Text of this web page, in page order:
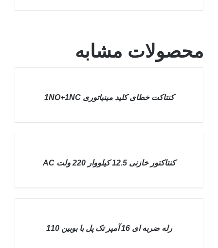
محصولات مشابه
کنتاکت خطای کلید مينياتوری 1NO+1NC
کنتاکتور خازنی 12.5 کیلووار 220 ولت AC
رله ضربه ای 16 آمپر تک پل با بوبین 110